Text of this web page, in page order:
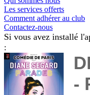
Les services offerts
Comment adhérer au club
Contactez-nous
Si vous avez installé
:
-